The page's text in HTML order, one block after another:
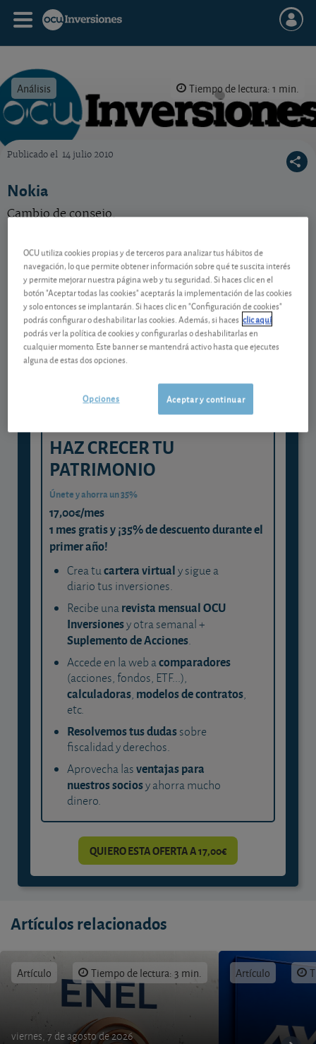
Análisis Tiempo de lectura: 1 min.
Publicado el 14 julio 2010
Nokia
Cambio de consejo.
Contenido reservado a SOCIOS
Gestiona tu dinero con visión
experta
y consigue que cada euro trabaje
para ti
HAZ CRECER TU
PATRIMONIO
Únete y ahorra un 35%
17,00€/mes
1 mes gratis y ¡35% de descuento durante el
primer año!
Crea tucartera virtualy sigue a
diario tus inversiones.
Recibe unarevista mensual OCU
Inversionesy otra semanal +
Suplemento de Acciones.
Accede en la web acomparadores
(acciones, fondos, ETF...),
calculadoras, modelos de contratos,
etc.
Resolvemos tus dudassobre
fiscalidad y derechos.
Aprovecha lasventajas para
nuestros sociosy ahorra mucho
dinero.
QUIERO ESTA OFERTA A 17,00€
Artículos relacionados
Artículo Tiempo de lectura: 3 min.
viernes, 7 de agosto de 2026
Artículo
OCU utiliza cookies propias y de terceros para analizar tus hábitos de
navegación, lo que permite obtener información sobre qué te suscita interés
y permite mejorar nuestra página web y tu seguridad. Si haces clic en el
botón "Aceptar todas las cookies" aceptarás la implementación de las cookies
y solo entonces se implantarán. Si haces clic en "Configuración de cookies"
podrás configurar o deshabilitar las cookies. Además, si haces clic aquí
podrás ver la política de cookies y configurarlas o deshabilitarlas en
cualquier momento. Este banner se mantendrá activo hasta que ejecutes
alguna de estas dos opciones.
Aceptar y continuar
Opciones